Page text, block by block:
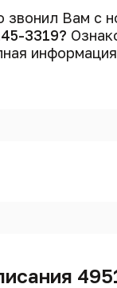
звонил Вам с
3319?